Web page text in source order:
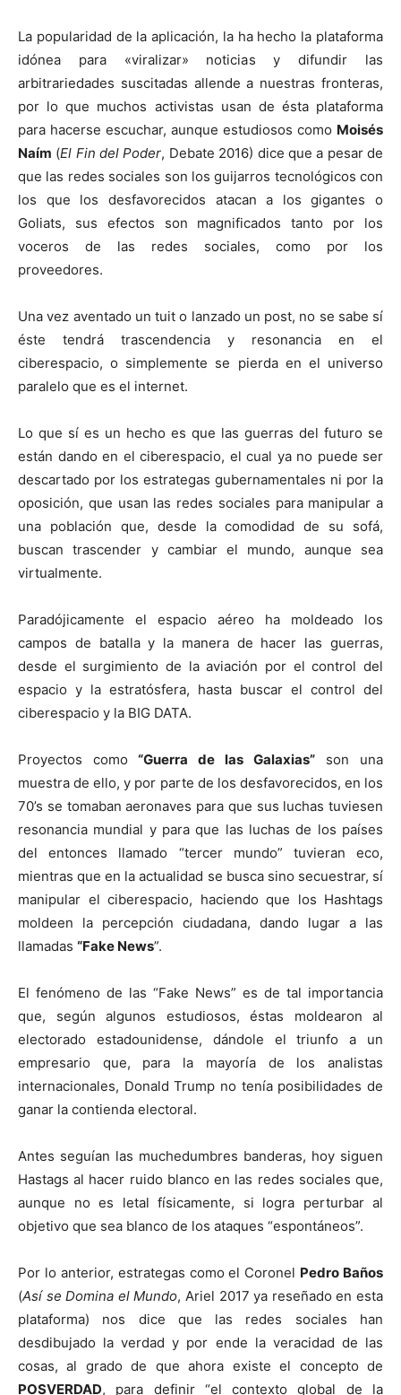
La popularidad de la aplicación, la ha hecho la plataforma
idónea para «viralizar» noticias y difundir las
arbitrariedades suscitadas allende a nuestras fronteras,
por lo que muchos activistas usan de ésta plataforma
para hacerse escuchar, aunque estudiosos como Moisés
Naím (El Fin del Poder, Debate 2016) dice que a pesar de
que las redes sociales son los guijarros tecnológicos con
los que los desfavorecidos atacan a los gigantes o
Goliats, sus efectos son magnificados tanto por los
voceros de las redes sociales, como por los
proveedores.
Una vez aventado un tuit o lanzado un post, no se sabe sí
éste tendrá trascendencia y resonancia en el
ciberespacio, o simplemente se pierda en el universo
paralelo que es el internet.
Lo que sí es un hecho es que las guerras del futuro se
están dando en el ciberespacio, el cual ya no puede ser
descartado por los estrategas gubernamentales ni por la
oposición, que usan las redes sociales para manipular a
una población que, desde la comodidad de su sofá,
buscan trascender y cambiar el mundo, aunque sea
virtualmente.
Paradójicamente el espacio aéreo ha moldeado los
campos de batalla y la manera de hacer las guerras,
desde el surgimiento de la aviación por el control del
espacio y la estratósfera, hasta buscar el control del
ciberespacio y la BIG DATA.
Proyectos como “Guerra de las Galaxias” son una
muestra de ello, y por parte de los desfavorecidos, en los
70’s se tomaban aeronaves para que sus luchas tuviesen
resonancia mundial y para que las luchas de los países
del entonces llamado “tercer mundo” tuvieran eco,
mientras que en la actualidad se busca sino secuestrar, sí
manipular el ciberespacio, haciendo que los Hashtags
moldeen la percepción ciudadana, dando lugar a las
llamadas “Fake News”.
El fenómeno de las “Fake News” es de tal importancia
que, según algunos estudiosos, éstas moldearon al
electorado estadounidense, dándole el triunfo a un
empresario que, para la mayoría de los analistas
internacionales, Donald Trump no tenía posibilidades de
ganar la contienda electoral.
Antes seguían las muchedumbres banderas, hoy siguen
Hastags al hacer ruido blanco en las redes sociales que,
aunque no es letal físicamente, si logra perturbar al
objetivo que sea blanco de los ataques “espontáneos”.
Por lo anterior, estrategas como el Coronel Pedro Baños
(Así se Domina el Mundo, Ariel 2017 ya reseñado en esta
plataforma) nos dice que las redes sociales han
desdibujado la verdad y por ende la veracidad de las
cosas, al grado de que ahora existe el concepto de
POSVERDAD, para definir “el contexto global de la